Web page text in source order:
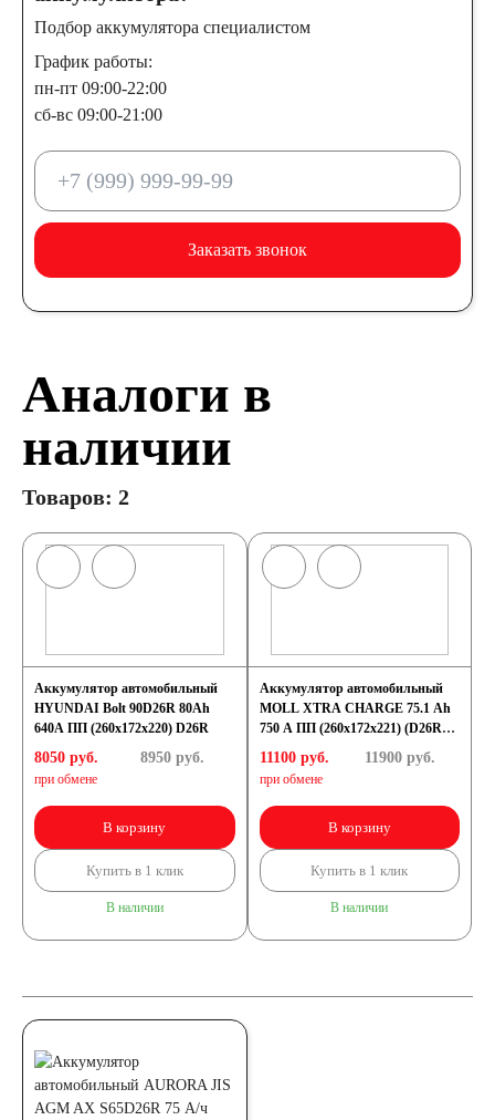
Подбор аккумулятора специалистом
График работы:
пн-пт 09:00-22:00
сб-вс 09:00-21:00
Заказать звонок
Аналоги в
наличии
Товаров: 2
Аккумулятор автомобильный
HYUNDAI Bolt 90D26R 80Ah
640A ПП (260x172x220) D26R
8050 руб.
при обмене
8950руб.
В корзину
Купить в 1 клик
В наличии
Аккумулятор автомобильный
MOLL XTRA CHARGE 75.1 Ah
750 A ПП (260x172x221) (D26R
75075)
11100 руб.
при обмене
11900 руб.
В корзину
Купить в 1 клик
В наличии